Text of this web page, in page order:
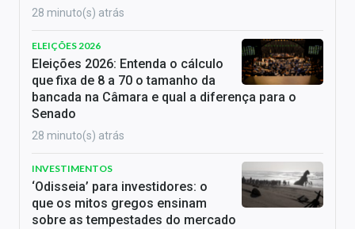
28 minuto(s) atrás
ELEIÇÕES 2026
Eleições 2026: Entenda o cálculo
que fixa de 8 a 70 o tamanho da
bancada na Câmara e qual a diferença para o
Senado
28 minuto(s) atrás
INVESTIMENTOS
‘Odisseia’ para investidores: o
que os mitos gregos ensinam
sobre as tempestades do mercado